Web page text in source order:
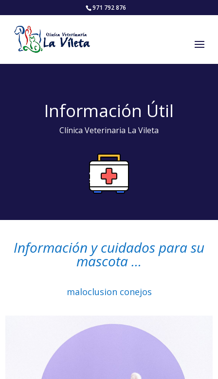
971 792 876
Información Útil
Clínica Veterinaria La Vileta
Información y cuidados para su
mascota …
maloclusion conejos